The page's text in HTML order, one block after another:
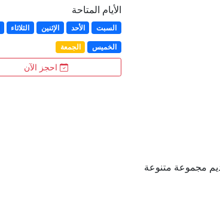
مجموعة متنوعة
الأيام المتاحة
السبت الأحد الإثنين الثلاثاء
الخميس
الجمعة
احجز الآن